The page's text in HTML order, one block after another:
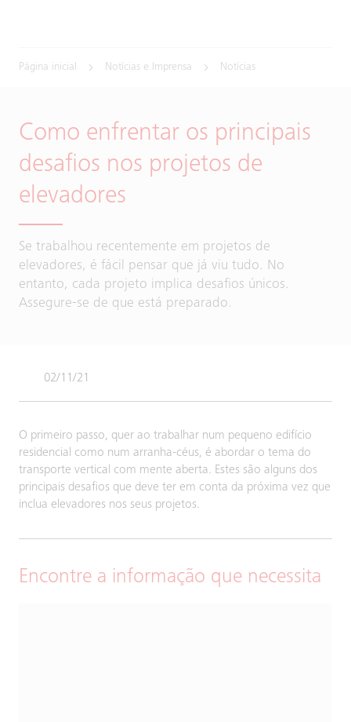
Página inicial Notícias e Imprensa Notícias
Como enfrentar os principais
desafios nos projetos de
elevadores
Se trabalhou recentemente em projetos de
elevadores, é fácil pensar que já viu tudo. No
entanto, cada projeto implica desafios únicos.
Assegure-se de que está preparado.
02/11/21
O primeiro passo, quer ao trabalhar num pequeno edifício
residencial como num arranha-céus, é abordar o tema do
transporte vertical com mente aberta. Estes são alguns dos
principais desafios que deve ter em conta da próxima vez que
inclua elevadores nos seus projetos.
Encontre a informação que necessita